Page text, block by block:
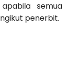
semua
penerbit.